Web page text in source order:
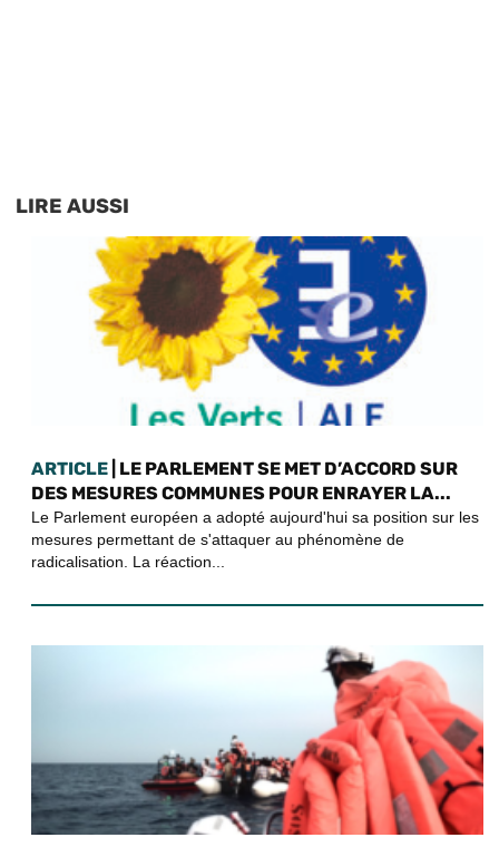
LIRE AUSSI
ARTICLE | LE PARLEMENT SE MET D’ACCORD SUR
DES MESURES COMMUNES POUR ENRAYER LA...
Le Parlement européen a adopté aujourd'hui sa position sur les
mesures permettant de s'attaquer au phénomène de
radicalisation. La réaction...